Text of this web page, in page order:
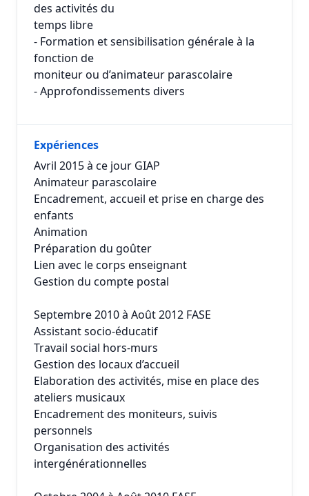
des activités du
temps libre
- Formation et sensibilisation générale à la
fonction de
moniteur ou d’animateur parascolaire
- Approfondissements divers
Expériences
Avril 2015 à ce jour GIAP
Animateur parascolaire
Encadrement, accueil et prise en charge des
enfants
Animation
Préparation du goûter
Lien avec le corps enseignant
Gestion du compte postal
Septembre 2010 à Août 2012 FASE
Assistant socio-éducatif
Travail social hors-murs
Gestion des locaux d’accueil
Elaboration des activités, mise en place des
ateliers musicaux
Encadrement des moniteurs, suivis
personnels
Organisation des activités
intergénérationnelles